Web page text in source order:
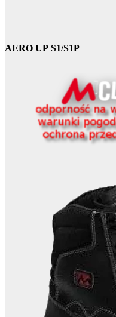
AERO UP S1/S1P